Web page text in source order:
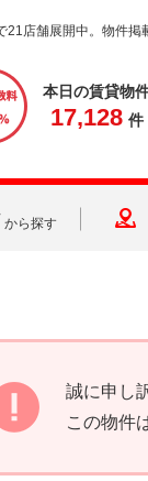
店舗展開中。物件掲
本日の賃貸物
17,128 件
から探す
誠に申し
この物件